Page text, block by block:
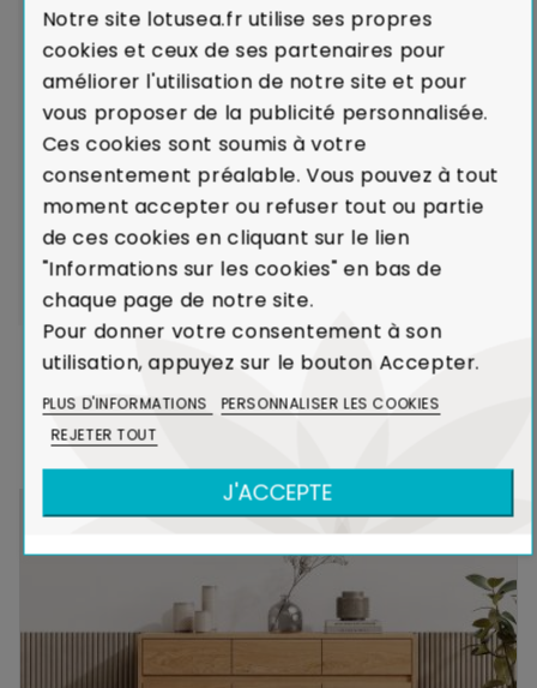
LIVRAISON par transporteurs spécialisés :Voir les
modalités de livraison
GARANTIE de CONFORMITÉ :En cas de défaut majeur
sur un produit reçu ou de non-conformité par rapport
à votre commande, nous remplaçons aussitôt votre
meuble.Voir charte de qualité
DANS LA MÊME COLLECTION
Notre site lotusea.fr utilise ses propres
cookies et ceux de ses partenaires pour
améliorer l'utilisation de notre site et pour
vous proposer de la publicité personnalisée.
Ces cookies sont soumis à votre
consentement préalable. Vous pouvez à tout
moment accepter ou refuser tout ou partie
de ces cookies en cliquant sur le lien
"Informations sur les cookies" en bas de
chaque page de notre site.
Pour donner votre consentement à son
utilisation, appuyez sur le bouton Accepter.
PLUS D'INFORMATIONS
PERSONNALISER LES COOKIES
REJETER TOUT
J'ACCEPTE